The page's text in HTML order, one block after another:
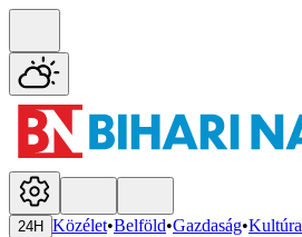
24H Közélet•Belföld•Gazdaság•Kultúra